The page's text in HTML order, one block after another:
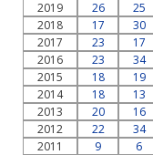
2019
26
25
2018
17
30
2017
23
17
2016
23
34
2015
18
19
2014
18
13
2013
20
16
2012
22
34
2011
9
6